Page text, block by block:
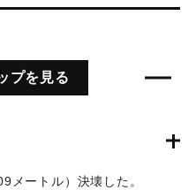
プを見る
メートル）決壊した。